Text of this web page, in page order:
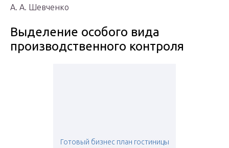
А. А. Шевченко
Выделение особого вида
производственного контроля
Готовый бизнес план гостиницы